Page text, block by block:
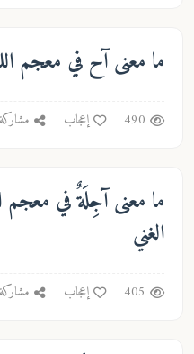
ما معنىآحفي معجم
490 إعجاب مشاركة
ما معنىآجِلَةٌفي معجم
الغني
405 إعجاب مشاركة